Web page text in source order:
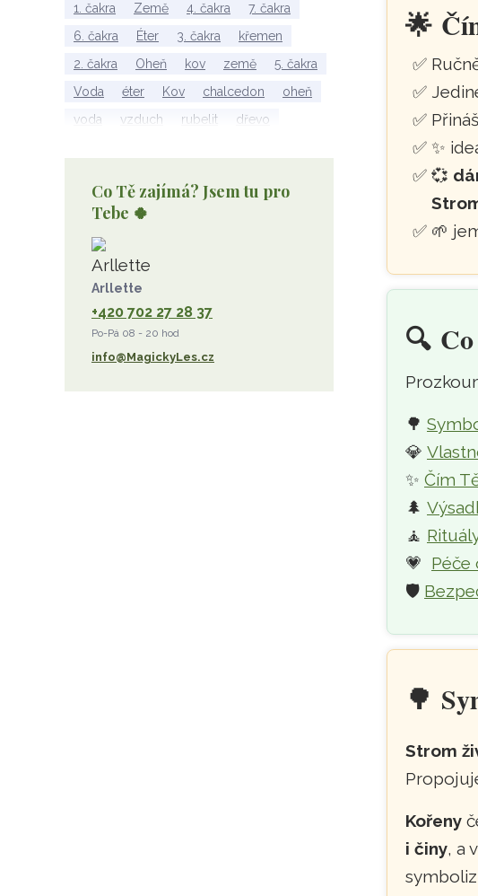
1. čakra Země 4. čakra
7. čakra
6. čakra
Éter 3. čakra
křemen
2. čakra
Oheň kov země
5. čakra
Voda
éter Kov chalcedon
oheň
voda
vzduch rubelit
dřevo
Strom Života
záhněda
diamant
kunzit
křišťál
olivín
opál
perleť
rodochrozit
Co Tě zajímá? Jsem tu pro
Tebe 🍀
Arllette
+420 702 27 28 37
Po-Pá 08 - 20 hod
info@MagickyLes.cz
🌟
✨
💞
🌱
🔍️
🌳
💎
✨ Čím
🌲
🧘
💗 Péče
🛡️
🌳
Strom
Kořeny
i činy, a